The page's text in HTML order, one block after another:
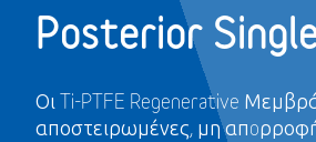
Posterior
Οι Ti-PTFE Regenerative
αποστειρωμένες, μη